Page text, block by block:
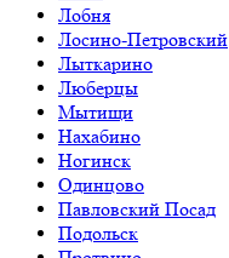
Лобня
Лосино-Петровский
Лыткарино
Люберцы
Мытищи
Нахабино
Ногинск
Одинцово
Павловский Посад
Подольск